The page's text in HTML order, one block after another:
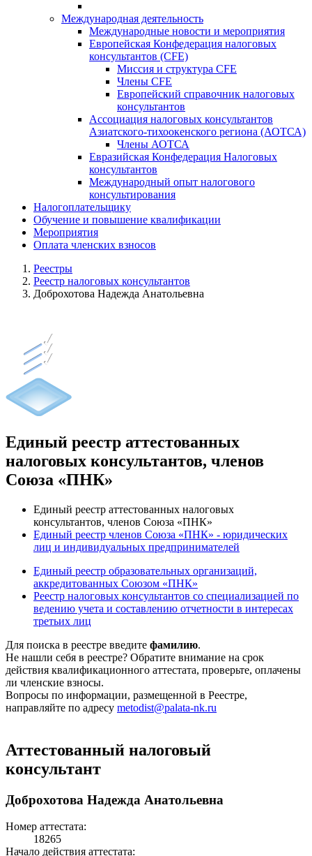
Международная деятельность
Международные новости и мероприятия
Европейская Конфедерация налоговых
консультантов (CFE)
Миссия и структура CFE
Члены CFE
Европейский справочник налоговых
консультантов
Ассоциация налоговых консультантов
Азиатского-тихоокенского региона (АОТСА)
Члены АОТСА
Евразийская Конфедерация Налоговых
консультантов
Международный опыт налогового
консультирования
Налогоплательщику
Обучение и повышение квалификации
Мероприятия
Оплата членских взносов
Реестры
Реестр налоговых консультантов
Доброхотова Надежда Анатольевна
Единый реестр аттестованных
налоговых консультантов, членов
Союза «ПНК»
Единый реестр аттестованных налоговых
консультантов, членов Союза «ПНК»
Единый реестр членов Союза «ПНК» - юридических
лиц и индивидуальных предпринимателей
Единый реестр образовательных организаций,
аккредитованных Союзом «ПНК»
Реестр налоговых консультантов со специализацией по
ведению учета и составлению отчетности в интересах
третьих лиц
Для поиска в реестре введите фамилию.
Не нашли себя в реестре? Обратите внимание на срок
действия квалификационного аттестата, проверьте, оплачены
ли членские взносы.
Вопросы по информации, размещенной в Реестре,
направляйте по адресу metodist@palata-nk.ru
Аттестованный налоговый
консультант
Доброхотова Надежда Анатольевна
Номер аттестата:
18265
Начало действия аттестата: